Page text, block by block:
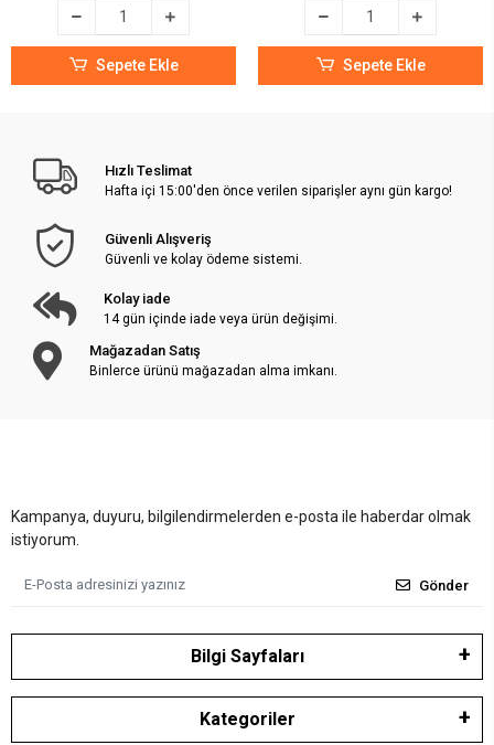
Sepete Ekle Sepete Ekle
Hızlı Teslimat
Hafta içi 15:00'den önce verilen siparişler aynı gün kargo!
Güvenli Alışveriş
Güvenli ve kolay ödeme sistemi.
Kolay iade
14 gün içinde iade veya ürün değişimi.
Mağazadan Satış
Binlerce ürünü mağazadan alma imkanı.
Kampanya, duyuru, bilgilendirmelerden e-posta ile haberdar olmak
istiyorum.
Gönder
Bilgi Sayfaları
Kategoriler